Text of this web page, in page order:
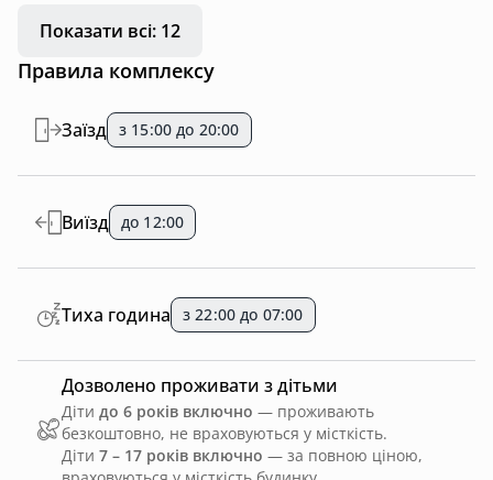
Показати всі: 12
Правила комплексу
Заїзд з 15:00 до 20:00
Виїзд до 12:00
Дозволено проживати з дітьми
Діти до 6 років включно — проживають
безкоштовно, не враховуються у місткість.
Діти 7 – 17 років включно — за повною ціною,
Тиха година з 22:00 до 07:00